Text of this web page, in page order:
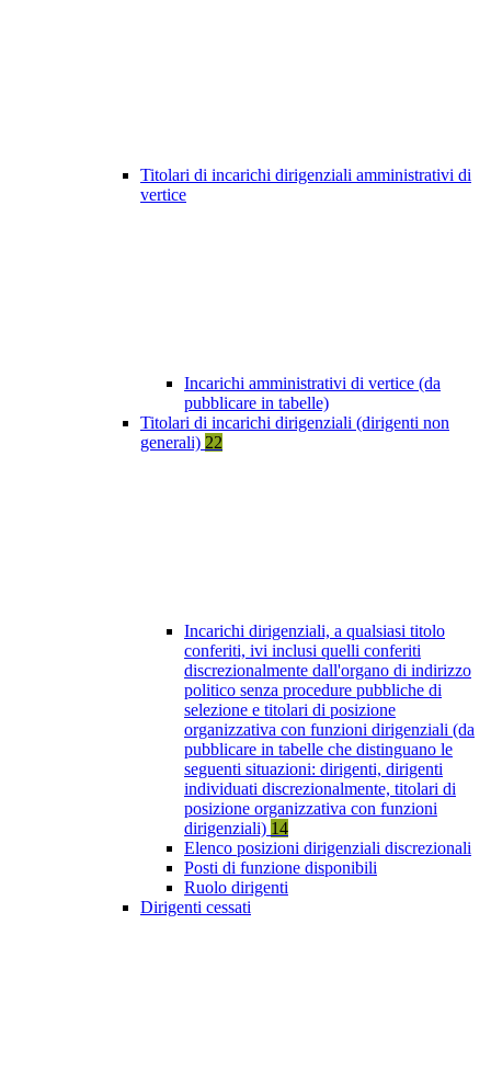
Titolari di incarichi dirigenziali amministrativi di
vertice
Incarichi amministrativi di vertice (da
pubblicare in tabelle)
Titolari di incarichi dirigenziali (dirigenti non
generali) 22
Incarichi dirigenziali, a qualsiasi titolo
conferiti, ivi inclusi quelli conferiti
discrezionalmente dall'organo di indirizzo
politico senza procedure pubbliche di
selezione e titolari di posizione
organizzativa con funzioni dirigenziali (da
pubblicare in tabelle che distinguano le
seguenti situazioni: dirigenti, dirigenti
individuati discrezionalmente, titolari di
posizione organizzativa con funzioni
dirigenziali) 14
Elenco posizioni dirigenziali discrezionali
Posti di funzione disponibili
Ruolo dirigenti
Dirigenti cessati